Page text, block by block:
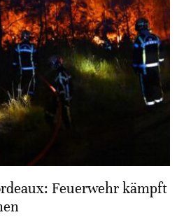
Feuerwehr kämpft